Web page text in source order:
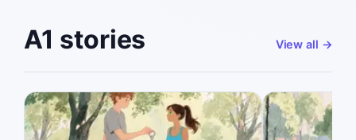
A1 stories View all →